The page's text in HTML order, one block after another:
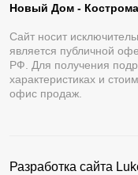
Новый Дом - Кострома
Сайт носит
является публичной
РФ. Для получения
характеристиках и
офис продаж.
Разработка сайта